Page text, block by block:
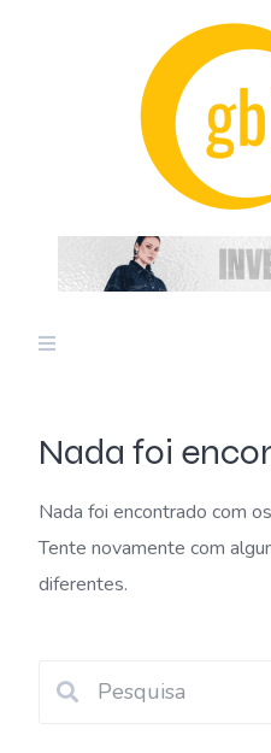
Nada foi
Nada foi encontrado com
Tente novamente com
diferentes.